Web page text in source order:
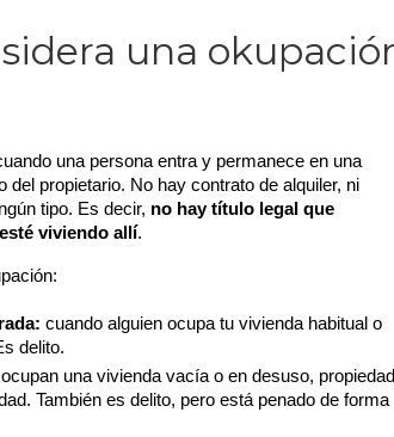
una
una persona entra y permanece en una
del propietario. No hay contrato de alquiler, ni
tipo. Es decir, no hay título legal que
viviendo allí.
cuando alguien ocupa tu vivienda habitual o
delito.
una vivienda vacía o en desuso, propiedad
También es delito, pero está penado de forma